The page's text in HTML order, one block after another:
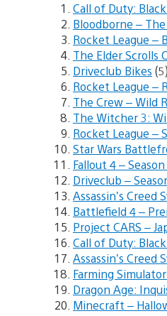
Call of Duty:
Bloodborne –
Rocket League –
The Elder Scrolls
Driveclub Bikes (5)
Rocket League –
The Crew – Wild
The Witcher 3:
Rocket League –
Star Wars
Fallout 4 – Season
Driveclub –
Assassin’s Creed
Battlefield 4 –
Project CARS –
Call of Duty:
Assassin’s Creed
Farming
Dragon Age:
Minecraft –